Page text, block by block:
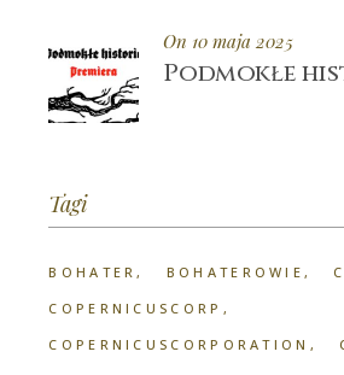
On 10 maja 2025
Podmokłe
Tagi
BOHATER BOHATEROWIE
COPERNICUSCORP
COPERNICUSCORPORATION